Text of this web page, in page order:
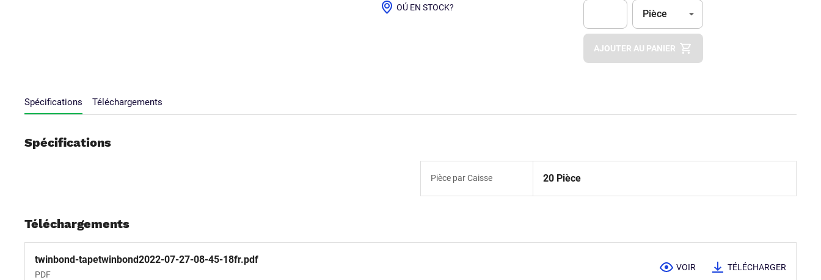
OÚ EN STOCK?
Apok.Product.Detail.AddToCart.Quantity
Unité
Pièce
AJOUTER AU PANIER
Spécifications Téléchargements
Spécifications
Pièce par Caisse 20 Pièce
Téléchargements
twinbond-tapetwinbond2022-07-27-08-45-18fr.pdf
PDF
VOIR TÉLÉCHARGER